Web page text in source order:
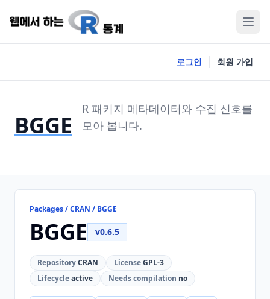
로그인 회원 가입
BGGE
R 패키지 메타데이터와 수집 신호를
모아 봅니다.
Packages / CRAN / BGGE
BGGE v0.6.5
RepositoryCRAN LicenseGPL-3
Lifecycleactive Needs compilation no